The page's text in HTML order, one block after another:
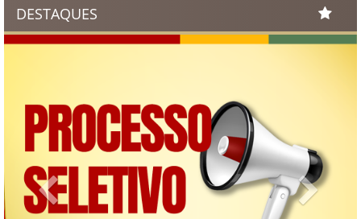
DESTAQUES
Previous Next